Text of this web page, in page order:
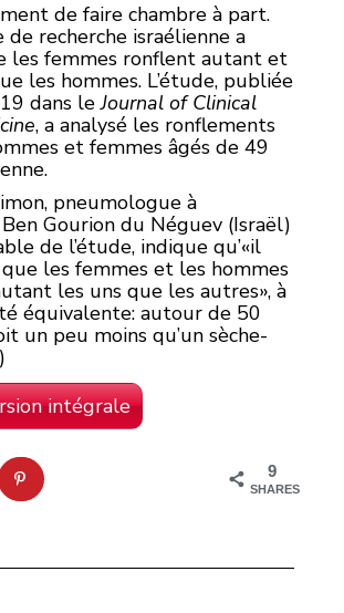
de faire chambre à part.
de recherche israélienne a
les femmes ronflent autant et
les hommes. L’étude, publiée
dans leJournal of Clinical
, a analysé les ronflements
et femmes âgés de 49
pneumologue à
Gourion du Néguev (Israël)
de l’étude, indique qu’«il
les femmes et les hommes
les uns que les autres», à
équivalente: autour de 50
un peu moins qu’un sèche-
intégrale
9
SHARES